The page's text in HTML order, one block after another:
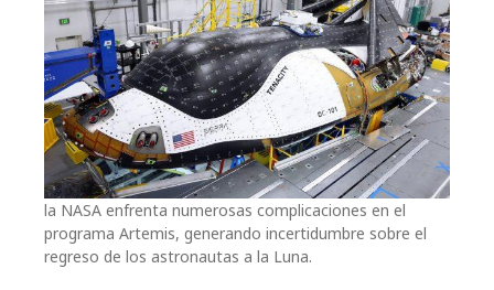
la NASA enfrenta numerosas complicaciones en el
programa Artemis, generando incertidumbre sobre el
regreso de los astronautas a la Luna.